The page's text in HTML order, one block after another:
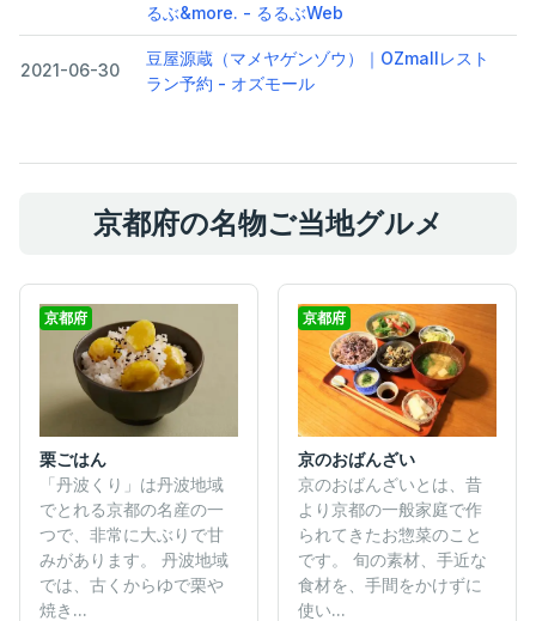
るぶ&more. - るるぶWeb
2021-06-30
豆屋源蔵（マメヤゲンゾウ）｜OZmallレスト
ラン予約 - オズモール
京都府の名物ご当地グルメ
京都府
栗ごはん
「丹波くり」は丹波地域
でとれる京都の名産の一
つで、非常に大ぶりで甘
みがあります。 丹波地域
では、古くからゆで栗や
焼き...
京都府
京のおばんざい
京のおばんざいとは、昔
より京都の一般家庭で作
られてきたお惣菜のこと
です。 旬の素材、手近な
食材を、手間をかけずに
使い...